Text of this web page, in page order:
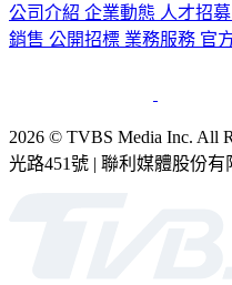
公司介紹 企業動態 人才招募
銷售 公開招標 業務服務 官
2026 © TVBS Media Inc. All
光路451號 | 聯利媒體股份有